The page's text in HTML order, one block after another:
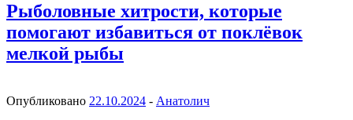
Рыболовные хитрости, которые
помогают избавиться от поклёвок
мелкой рыбы
Опубликовано 22.10.2024 - Анатолич